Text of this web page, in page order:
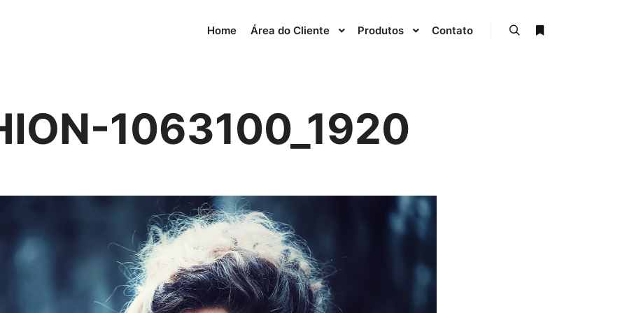
Home Área do Cliente Produtos Contato
1063100_1920